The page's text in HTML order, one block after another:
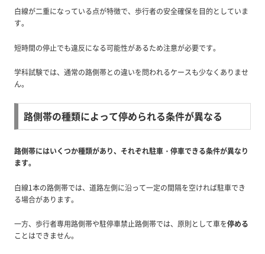
白線が二重になっている点が特徴で、歩行者の安全確保を目的としていま
す。
短時間の停止でも違反になる可能性があるため注意が必要です。
学科試験では、通常の路側帯との違いを問われるケースも少なくありませ
ん。
路側帯の種類によって停められる条件が異なる
路側帯にはいくつか種類があり、それぞれ駐車・停車できる条件が異なり
ます。
白線1本の路側帯では、道路左側に沿って一定の間隔を空ければ駐車でき
る場合があります。
一方、歩行者専用路側帯や駐停車禁止路側帯では、原則として車を停める
ことはできません。